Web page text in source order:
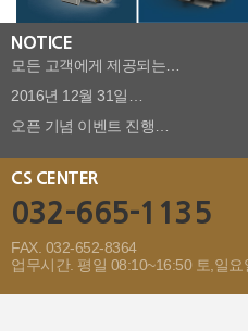
NOTICE
모든 고객에게 제공되는…
2016년 12월 31일…
오픈 기념 이벤트 진행…
CS CENTER
032-665-1135
FAX. 032-652-8364
업무시간. 평일 08:10~16:50 토,일요